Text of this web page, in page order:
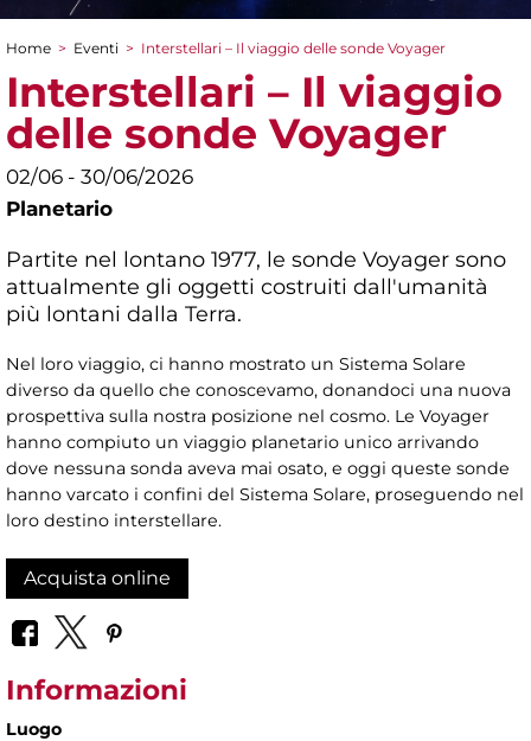
Tu sei qui
Home > Eventi > Interstellari – Il viaggio delle sonde Voyager
Interstellari – Il viaggio
delle sonde Voyager
02/06 - 30/06/2026
Planetario
Partite nel lontano 1977, le sonde Voyager sono
attualmente gli oggetti costruiti dall'umanità
più lontani dalla Terra.
Nel loro viaggio, ci hanno mostrato un Sistema Solare
diverso da quello che conoscevamo, donandoci una nuova
prospettiva sulla nostra posizione nel cosmo. Le Voyager
hanno compiuto un viaggio planetario unico arrivando
dove nessuna sonda aveva mai osato, e oggi queste sonde
hanno varcato i confini del Sistema Solare, proseguendo nel
loro destino interstellare.
Acquista online
Informazioni
Luogo